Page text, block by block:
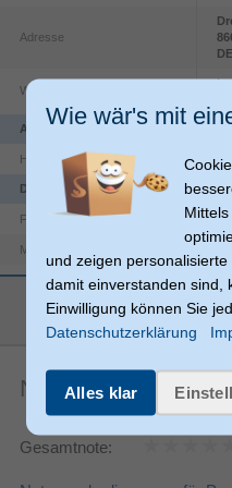
Adresse
DE
Website
Anschlüsse und Schnittstellen
Hostschnittstelle
Design
Farben der Beleuchtung
Material
Produktfarbe
Energiequelle
Stromverbrauch
Gewicht & Abmessungen
Noch keine
Gesamtnote:
Wie wär's mit
und zeigen
damit einverstanden sind,
Einwilligung können Sie
Datenschutzerklärung
Alles klar